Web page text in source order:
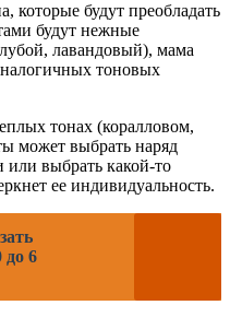
которые будут преобладать
будут нежные
лавандовый), мама
тоновых
тонах (коралловом,
может выбрать наряд
или выбрать какой-то
ее индивидуальность.
до 6